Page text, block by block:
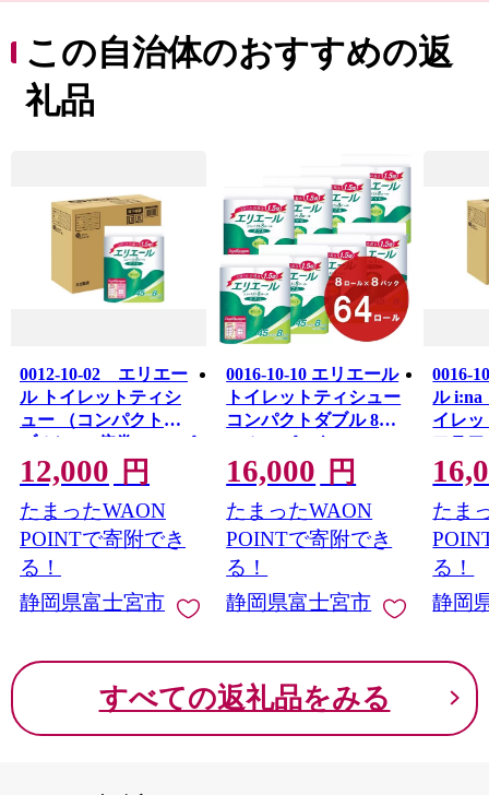
食』など、様々な美しさに彩られたまちです。
様々なアウトドアアクティビティを楽しんだり、静岡
県富士山世界遺産センターや富士山本宮浅間大社などを
巡りながら、世界文化遺産「富士山」に想いを馳せた
この自治体のおすすめの返
礼品
0012-10-02 エリエー
ル トイレットティシ
ュー （コンパクトダ
ブル） 1.5倍巻 8R×4パ
ック 32個 【ハーフケ
ース】 45m 32ロール
ダブル トイレットペ
ーパー
12,000 円
たまったWAON
POINTで寄附でき
る！
静岡県富士宮市
0016-10-10 エリエール
トイレットティシュー
コンパクトダブル 8ロ
ール×8パック 64ロー
ル 1.5倍巻 45m トイ
レットペーパー ダブ
ル パルプ100％ 香りつ
き 日用品 消耗品 備蓄
16,000 円
たまったWAON
POINTで寄附でき
る！
静岡県富士宮市
0016-
ル i:na
イレ
フラ
倍巻
ク 32
ス】
トイレ
たま
る！
静岡
すべての返礼品をみる